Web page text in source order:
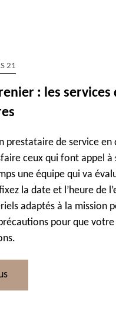
21
: les
prestataire de service en
ceux qui font appel à
une équipe qui va
la date et l’heure de
adaptés à la mission
pour que